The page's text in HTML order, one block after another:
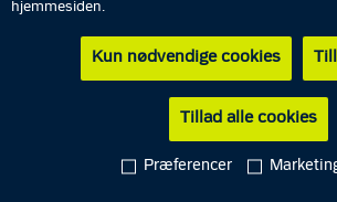
hjemmesiden.
Kun nødvendige cookies
Tillad alle cookies
Præferencer
Download billeder til brug i undervisning
Undervisningsfilm
Se vores undervisningsfilm om SINE og
opbygningen af skadestedssæt, korrekt